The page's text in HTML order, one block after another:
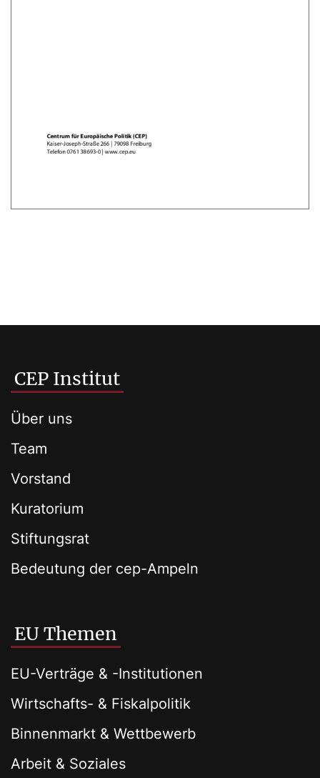
CEP Institut
Über uns
Team
Vorstand
Kuratorium
Stiftungsrat
Bedeutung der cep-Ampeln
EU Themen
EU-Verträge & -Institutionen
Wirtschafts- & Fiskalpolitik
Binnenmarkt & Wettbewerb
Arbeit & Soziales